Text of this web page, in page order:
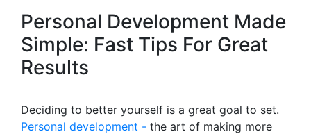
Personal Development Made
Simple: Fast Tips For Great
Results
Deciding to better yourself is a great goal to set.
Personal development - the art of making more